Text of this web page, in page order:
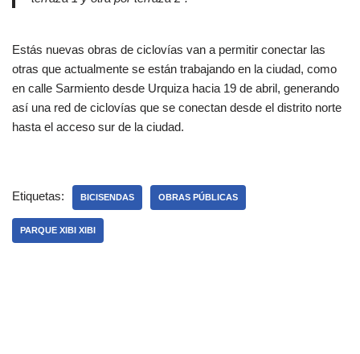
Estás nuevas obras de ciclovías van a permitir conectar las
otras que actualmente se están trabajando en la ciudad, como
en calle Sarmiento desde Urquiza hacia 19 de abril, generando
así una red de ciclovías que se conectan desde el distrito norte
hasta el acceso sur de la ciudad.
Etiquetas: BICISENDAS OBRAS PÚBLICAS
PARQUE XIBI XIBI